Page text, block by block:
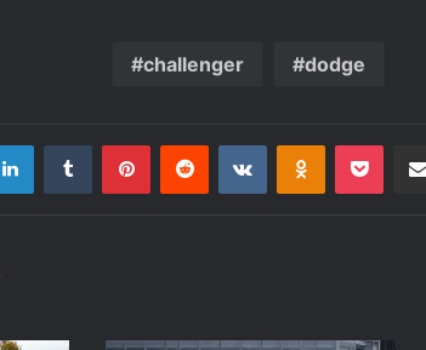
challenger dodge
LinkedInTumblr PinterestReddit VKontakteOdnoklassniki
Pocket